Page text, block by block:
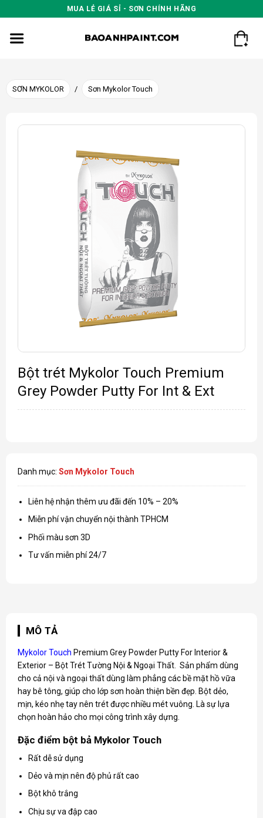
to
content
MUA LẺ GIÁ SỈ - SƠN CHÍNH HÃNG
SƠN MYKOLOR / Sơn Mykolor Touch
Bột trét Mykolor Touch Premium
Grey Powder Putty For Int & Ext
Danh mục: Sơn Mykolor Touch
Liên hệ nhận thêm ưu đãi đến 10% – 20%
Miễn phí vận chuyển nội thành TPHCM
Phối màu sơn 3D
Tư vấn miễn phí 24/7
MÔ TẢ
Mykolor Touch Premium Grey Powder Putty For Interior &
Exterior – Bột Trét Tường Nội & Ngoại Thất. Sản phẩm dùng
cho cả nội và ngoại thất dùng làm phẳng các bề mặt hồ vữa
hay bê tông, giúp cho lớp sơn hoàn thiện bền đẹp. Bột dẻo,
mịn, kéo nhẹ tay nên trét được nhiều mét vuông. Là sự lựa
chọn hoàn hảo cho mọi công trình xây dựng.
Đặc điểm bột bả Mykolor Touch
Rất dễ sử dụng
Dẻo và mịn nên độ phủ rất cao
Bột khô trắng
Chịu sự va đập cao